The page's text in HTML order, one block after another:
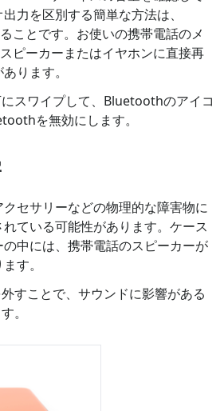
力を区別する簡単な方法は、
ことです。お使いの携帯電話のメ
ピーカーまたはイヤホンに直接再
ります。
スワイプして、Bluetoothのアイコ
を無効にします。
セサリーなどの物理的な障害物に
ている可能性があります。ケース
中には、携帯電話のスピーカーが
す。
すことで、サウンドに影響がある
。